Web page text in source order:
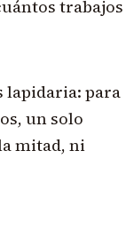
trabajos
lapidaria: para
un solo
mitad, ni